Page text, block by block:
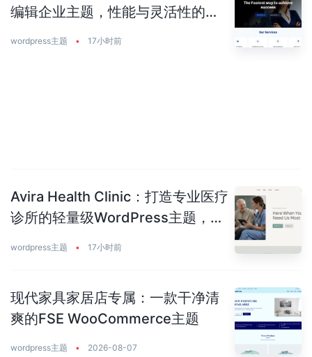
编辑企业主题，性能与灵活性的完
wordpress主题 • 17小时前
Avira Health Clinic：打造专业医疗
诊所的轻量级WordPress主题，让
wordpress主题 • 17小时前
现代家具家居店专属：一款干净清
爽的FSE WooCommerce主题
wordpress主题 • 2026-08-07